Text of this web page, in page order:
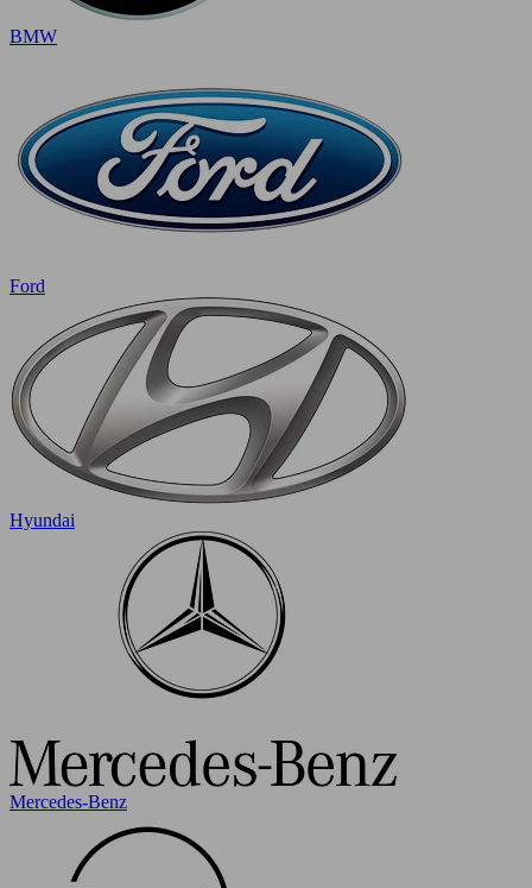
BMW
Ford
Hyundai
Mercedes-Benz